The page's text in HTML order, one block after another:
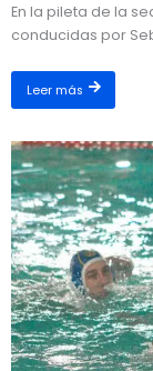
En la pileta de la
conducidas por
Leer más